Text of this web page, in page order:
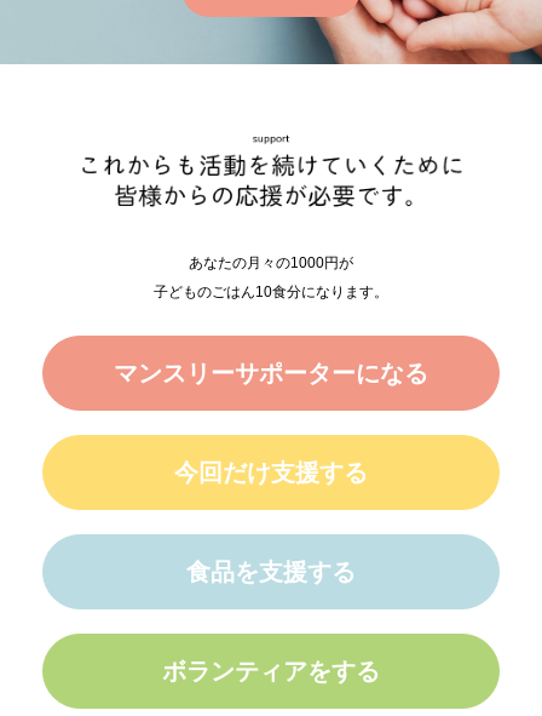
あなたの月々の1000円が
子どものごはん10食分になります。
マンスリーサポーターになる
今回だけ支援する
食品を支援する
ボランティアをする